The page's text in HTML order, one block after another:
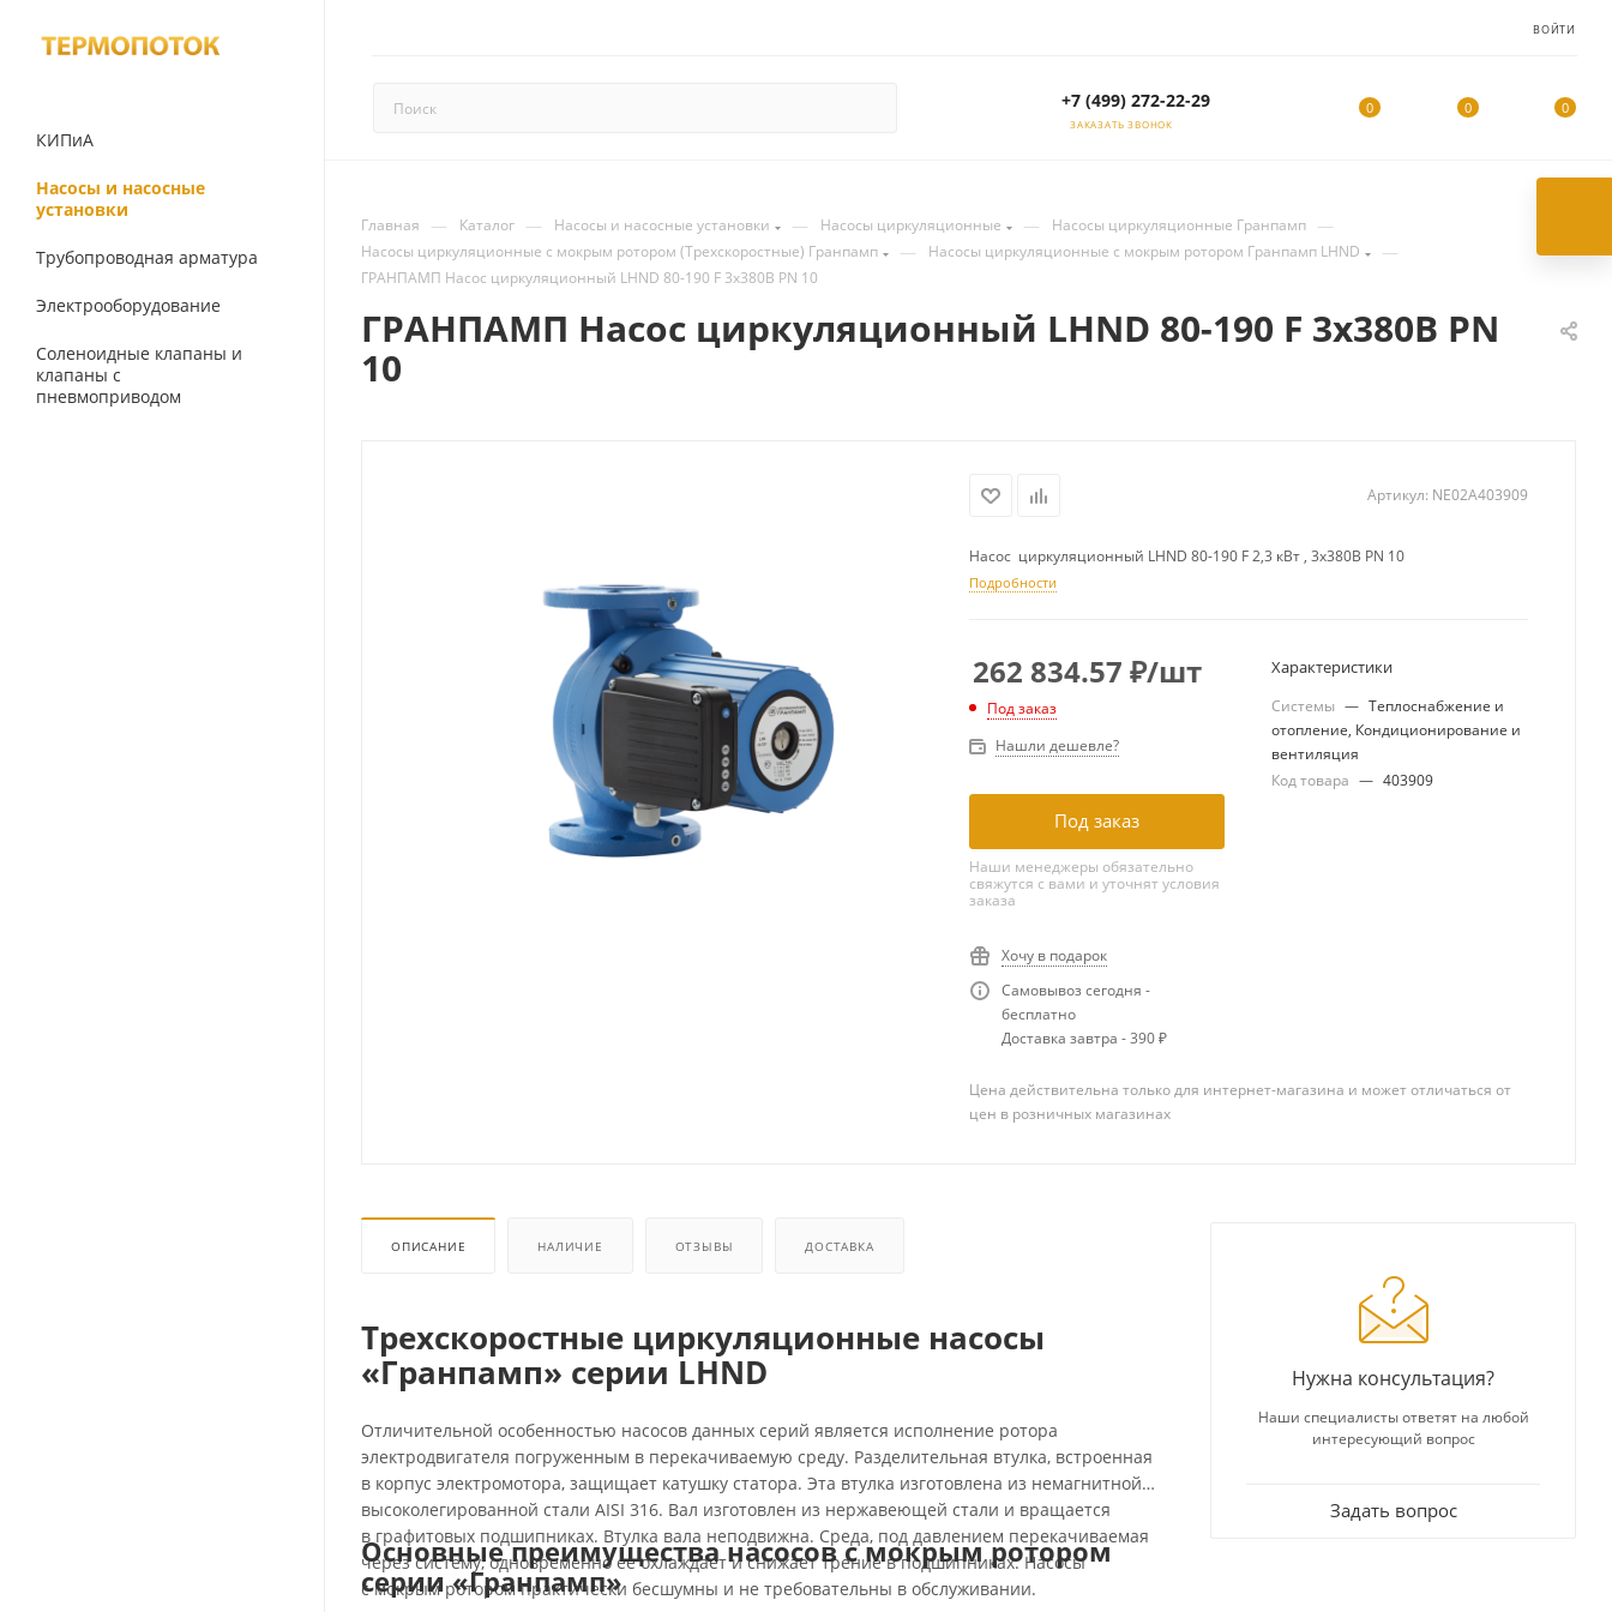
ВОЙТИ
+7 (499) 272-22-29
ЗАКАЗАТЬ ЗВОНОК
0 0 0
КИПиА
Насосы и насосные
установки
Трубопроводная арматура
Электрооборудование
Соленоидные клапаны и
клапаны с
пневмоприводом
Главная — Каталог — Насосы и насосные установки — Насосы циркуляционные — Насосы циркуляционные Гранпамп —
Насосы циркуляционные с мокрым ротором (Трехскоростные) Гранпамп — Насосы циркуляционные с мокрым ротором Гранпамп LHND —
ГРАНПАМП Насос циркуляционный LHND 80-190 F 3х380В PN 10
ГРАНПАМП Насос циркуляционный LHND 80-190 F 3х380В PN
10
Артикул: NE02A403909
Насос циркуляционный LHND 80-190 F 2,3 кВт , 3х380В PN 10
Подробности
262 834.57 ₽/шт
Под заказ
Нашли дешевле?
Под заказ
Наши менеджеры обязательно
свяжутся с вами и уточнят условия
заказа
Хочу в подарок
Самовывоз сегодня -
бесплатно
Доставка завтра - 390 ₽
Характеристики
Системы — Теплоснабжение и
отопление, Кондиционирование и
вентиляция
Код товара — 403909
Цена действительна только для интернет-магазина и может отличаться от
цен в розничных магазинах
ОПИСАНИЕ НАЛИЧИЕ ОТЗЫВЫ ДОСТАВКА
Трехскоростные циркуляционные насосы
«Гранпамп» серии LHND
Отличительной особенностью насосов данных серий является исполнение ротора
электродвигателя погруженным в перекачиваемую среду. Разделительная втулка, встроенная
в корпус электромотора, защищает катушку статора. Эта втулка изготовлена из немагнитной
высоколегированной стали AISI 316. Вал изготовлен из нержавеющей стали и вращается
в графитовых подшипниках. Втулка вала неподвижна. Среда, под давлением перекачиваемая
через систему, одновременно ее охлаждает и снижает трение в подшипниках. Насосы
с мокрым ротором практически бесшумны и не требовательны в обслуживании.
Основные преимущества насосов с мокрым ротором
серии «Гранпамп»
Нужна консультация?
Наши специалисты ответят на любой
интересующий вопрос
Задать вопрос